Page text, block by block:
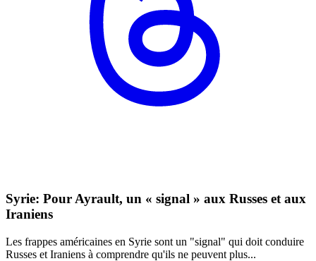
Syrie: Pour Ayrault, un « signal » aux Russes et aux
Iraniens
Les frappes américaines en Syrie sont un "signal" qui doit conduire
Russes et Iraniens à comprendre qu'ils ne peuvent plus...